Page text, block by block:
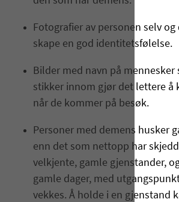
Fotografier av personen selv
skape en god identitetsfølelse.
Bilder med navn på mennesker
stikker innom gjør det lettere å
når de kommer på besøk.
Personer med demens husker
enn det som nettopp har
velkjente, gamle gjenstander,
gamle dager, med
vekkes. Å holde i en gjenstand